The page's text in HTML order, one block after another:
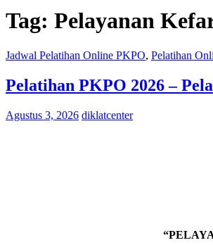
Tag: Pelayanan
Jadwal Pelatihan Online PKPO, Pelatihan
Pelatihan PKPO 2026 –
Agustus 3, 2026 diklatcenter